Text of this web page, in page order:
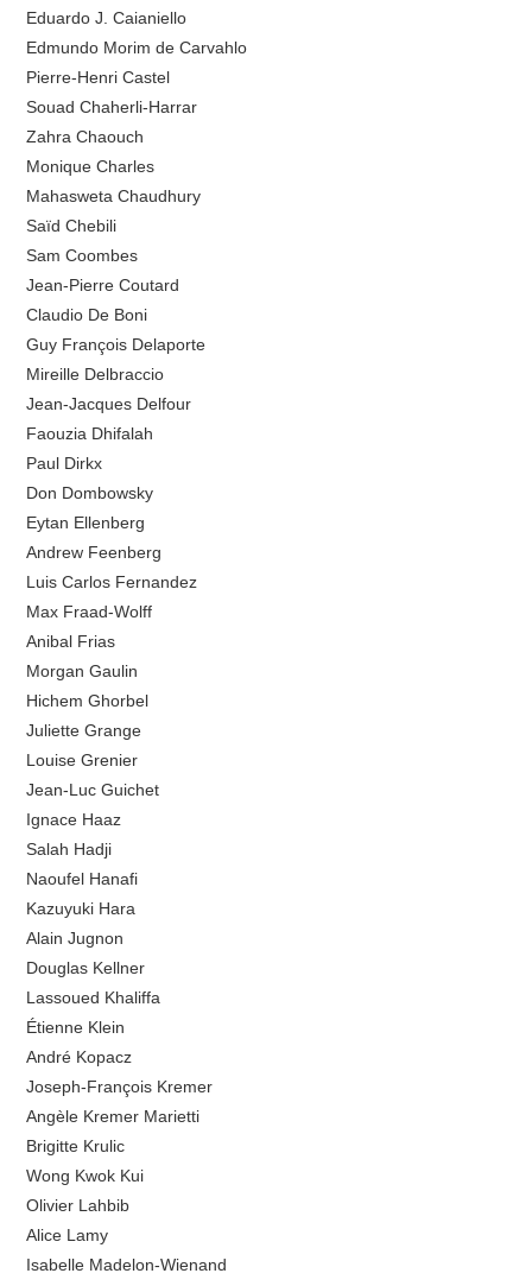
Eduardo J. Caianiello
Edmundo Morim de Carvahlo
Pierre-Henri Castel
Souad Chaherli-Harrar
Zahra Chaouch
Monique Charles
Mahasweta Chaudhury
Saïd Chebili
Sam Coombes
Jean-Pierre Coutard
Claudio De Boni
Guy François Delaporte
Mireille Delbraccio
Jean-Jacques Delfour
Faouzia Dhifalah
Paul Dirkx
Don Dombowsky
Eytan Ellenberg
Andrew Feenberg
Luis Carlos Fernandez
Max Fraad-Wolff
Anibal Frias
Morgan Gaulin
Hichem Ghorbel
Juliette Grange
Louise Grenier
Jean-Luc Guichet
Ignace Haaz
Salah Hadji
Naoufel Hanafi
Kazuyuki Hara
Alain Jugnon
Douglas Kellner
Lassoued Khaliffa
Étienne Klein
André Kopacz
Joseph-François Kremer
Angèle Kremer Marietti
Brigitte Krulic
Wong Kwok Kui
Olivier Lahbib
Alice Lamy
Isabelle Madelon-Wienand